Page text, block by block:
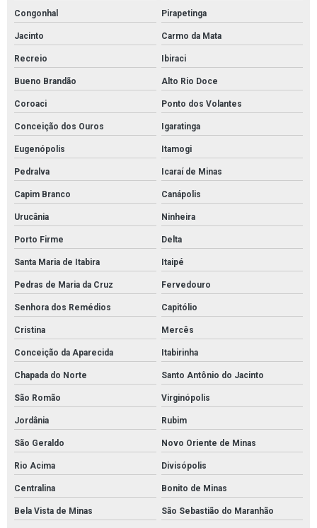
Congonhal Pirapetinga
Jacinto Carmo da Mata
Recreio Ibiraci
Bueno Brandão Alto Rio Doce
Coroaci Ponto dos Volantes
Conceição dos Ouros Igaratinga
Eugenópolis Itamogi
Pedralva Icaraí de Minas
Capim Branco Canápolis
Urucânia Ninheira
Porto Firme Delta
Santa Maria de Itabira Itaipé
Pedras de Maria da Cruz Fervedouro
Senhora dos Remédios Capitólio
Cristina Mercês
Conceição da Aparecida Itabirinha
Chapada do Norte Santo Antônio do Jacinto
São Romão Virginópolis
Jordânia Rubim
São Geraldo Novo Oriente de Minas
Rio Acima Divisópolis
Centralina Bonito de Minas
Bela Vista de Minas São Sebastião do Maranhão